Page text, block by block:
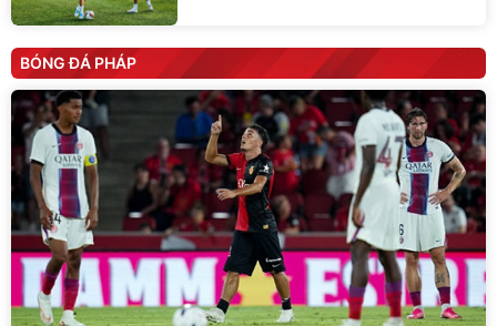
BÓNG ĐÁ PHÁP